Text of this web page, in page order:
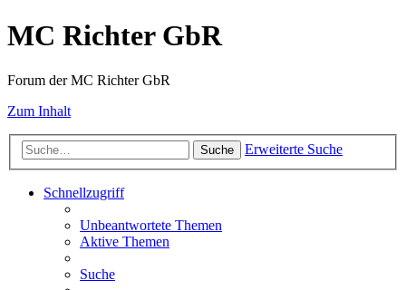
MC Richter GbR
Forum der MC Richter GbR
Zum Inhalt
Suche Erweiterte Suche
Schnellzugriff
Unbeantwortete Themen
Aktive Themen
Suche